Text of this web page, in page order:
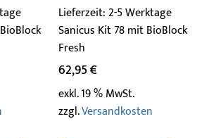
Lieferzeit:2-5 Werktage
Sanicus Kit 78 mit BioBlock
Fresh
62,95€
exkl. 19 % MwSt.
zzgl.Versandkosten